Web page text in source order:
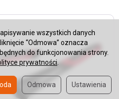
wszystkich danych
“Odmowa” oznacza
do funkcjonowania strony.
prywatności.
Ustawienia
Odmowa